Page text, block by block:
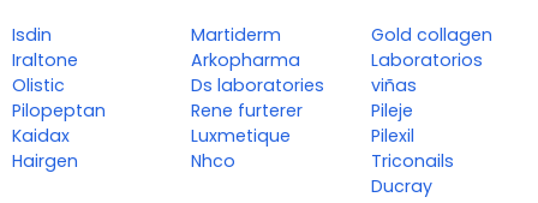
Isdin
Iraltone
Olistic
Pilopeptan
Kaidax
Hairgen
Martiderm
Arkopharma
Ds laboratories
Rene furterer
Luxmetique
Nhco
Gold collagen
Laboratorios
viñas
Pileje
Pilexil
Triconails
Ducray